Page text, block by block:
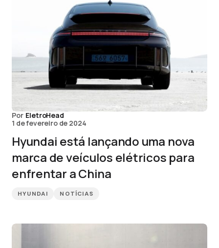
Por EletroHead
1 de fevereiro de 2024
Hyundai está lançando uma nova
marca de veículos elétricos para
enfrentar a China
HYUNDAI NOTÍCIAS